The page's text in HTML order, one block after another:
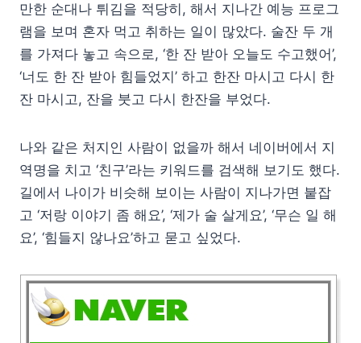
만한 순대나 튀김을 적당히, 해서 지나간 예능 프로그
램을 보며 혼자 먹고 취하는 일이 많았다. 술잔 두 개
를 가져다 놓고 속으로, ‘한 잔 받아 오늘도 수고했어’,
‘너도 한 잔 받아 힘들었지’ 하고 한잔 마시고 다시 한
잔 마시고, 잔을 붓고 다시 한잔을 부었다.
나와 같은 처지인 사람이 없을까 해서 네이버에서 지
역명을 치고 ‘친구’라는 키워드를 검색해 보기도 했다.
길에서 나이가 비슷해 보이는 사람이 지나가면 붙잡
고 ‘저랑 이야기 좀 해요’, ‘제가 술 살게요’, ‘무슨 일 해
요’, ‘힘들지 않나요’하고 묻고 싶었다.